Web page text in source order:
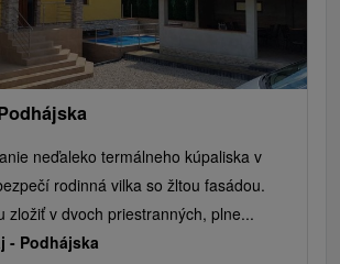
neďaleko termálneho kúpaliska v
rodinná vilka so žltou fasádou.
zložiť v dvoch priestranných, plne...
- Podhájska